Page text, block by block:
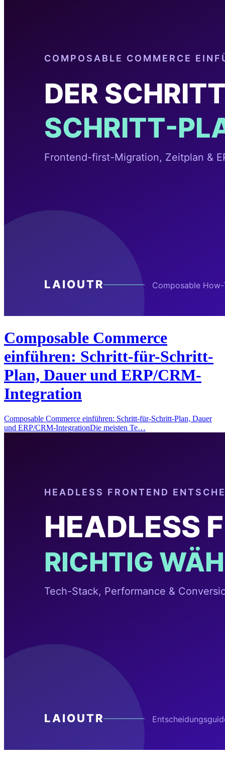
Composable Commerce
einführen: Schritt-für-Schritt-
Plan, Dauer und ERP/CRM-
Integration
Composable Commerce einführen: Schritt-für-Schritt-Plan, Dauer
und ERP/CRM-IntegrationDie meisten Te…